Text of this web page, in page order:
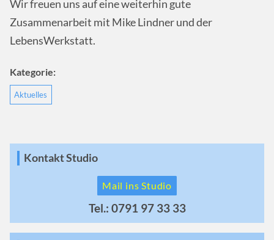
Wir freuen uns auf eine weiterhin gute
Zusammenarbeit mit Mike Lindner und der
LebensWerkstatt.
Kategorie:
Aktuelles
Kontakt Studio
Mail ins Studio
Tel.: 0791 97 33 33